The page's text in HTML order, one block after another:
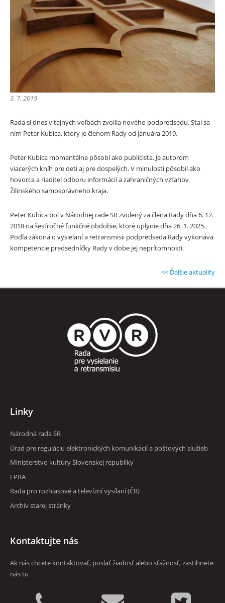
3. 7. 2019
Rada si dnes v tajných voľbách zvolila nového podpredsedu. Stal sa
ním Peter Kubica, ktorý je členom Rady od januára 2019.
Peter Kubica momentálne pôsobí ako publicista. Je autorom
viacerých kníh pre deti aj pre dospelých. V minulosti pôsobil ako
hovorca a riaditeľ odboru informácií a zahraničných vzťahov
Žilinského samosprávneho kraja.
Peter Kubica bol v Národnej rade SR zvolený za člena Rady dňa 6. 12.
2018 na šesťročné funkčné obdobie, ktoré uplynie dňa 26. 1. 2025.
Podľa zákona o vysielaní a retransmisii podpredseda Rady vykonáva
kompetencie predsedníčky Rady v dobe jej neprítomnosti.
<< Ďalšie aktuality
RVR
Linky
Národná rada SR
Úrad pre reguláciu elektronických komunikácií a poštových služieb
Ministerstvo kultúry Slovenskej republiky
EPRA
Rada pro rozhlasové a televízní vysílaní (ČR)
Archív starej stránky
Kontaktujte nás
Ak nás chcete kontaktovať, poslať žiadosť alebo sťažnosť, zastihnete
nás tu